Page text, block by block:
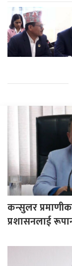
कन्सुलर
प्रशासनलाई